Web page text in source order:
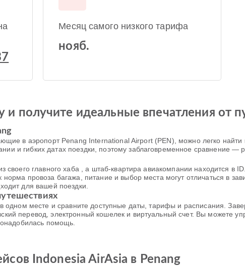
Месяц самого низкого тарифа
нояб.
получите идеальные впечатления от
в аэропорт Penang International Airport (PEN), можно легко
и гибких датах поездки, поэтому заблаговременное сравнение —
своего главного хаба , а штаб-квартира авиакомпании находится в
провоза багажа, питание и выбор места могут отличаться в
для вашей поездки.
одном месте и сравните доступные даты, тарифы и расписания.
перевод, электронный кошелек и виртуальный счет. Вы можете
помощь.
Indonesia AirAsia в Penang